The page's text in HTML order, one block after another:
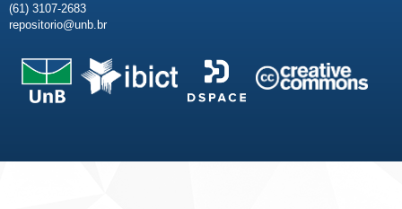
(61) 3107-2683
repositorio@unb.br